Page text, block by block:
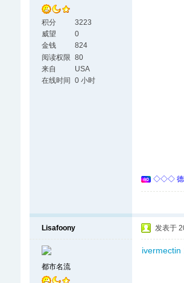
积分
3223
威望
0
金钱
824
阅读权限 80
来自
USA
在线时间
0 小时
◇◇◇ 德
Lisafoony
都市名流
发表于
ivermectin